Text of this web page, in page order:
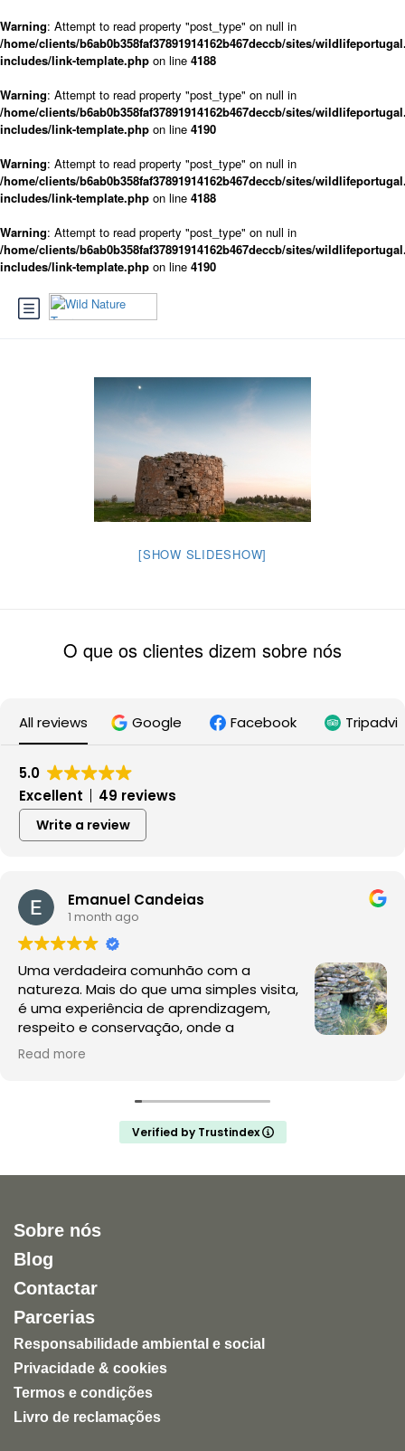
Warning: Attempt to read property "post_type" on null in
/home/clients/b6ab0b358faf37891914162b467deccb/sites/
includes/link-template.php on line 4188
Warning: Attempt to read property "post_type" on null in
/home/clients/b6ab0b358faf37891914162b467deccb/sites/
includes/link-template.php on line 4190
Warning: Attempt to read property "post_type" on null in
/home/clients/b6ab0b358faf37891914162b467deccb/sites/
includes/link-template.php on line 4188
Warning: Attempt to read property "post_type" on null in
/home/clients/b6ab0b358faf37891914162b467deccb/sites/
includes/link-template.php on line 4190
[SHOW SLIDESHOW]
O que os clientes dizem sobre nós
All reviews Google Facebook
5.0
Excellent
49 reviews
Write a review
Emanuel Candeias
1 month ago
Uma verdadeira comunhão com a
natureza. Mais do que uma simples visita,
é uma experiência de aprendizagem,
respeito e conservação, onde a
observação da fauna e da flora acontece
A Rewilding Portugal mostra que este é o futuro do
turismo de natureza e da conservação. Depois desta
experiência, a comparação com os jardins zoológicos
conhecimento e a proteção da vida selvagem,
entretenimento humano.
Uma experiência inspiradora, autêntica e altamente
recomendável para quem quer conhecer a natureza
de forma ética e responsável.
Read more
Verified by Trustindex
Sobre nós
Blog
Contactar
Parcerias
Responsabilidade ambiental e social
Privacidade & cookies
Termos e condições
Livro de reclamações